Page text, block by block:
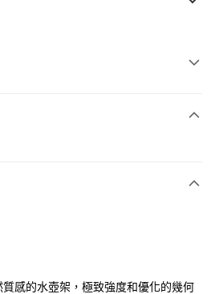
感的水壺架，極致強度和優化的幾何